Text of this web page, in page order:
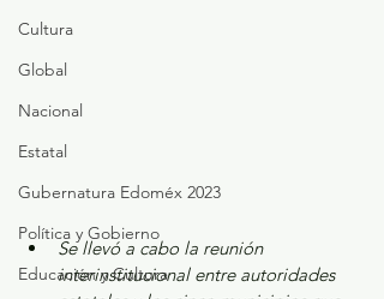
Cultura
Global
Nacional
Estatal
Gubernatura Edoméx 2023
Política y Gobierno
Educación y Cultura
Se llevó a cabo la reunión
interinstitucional entre autoridades